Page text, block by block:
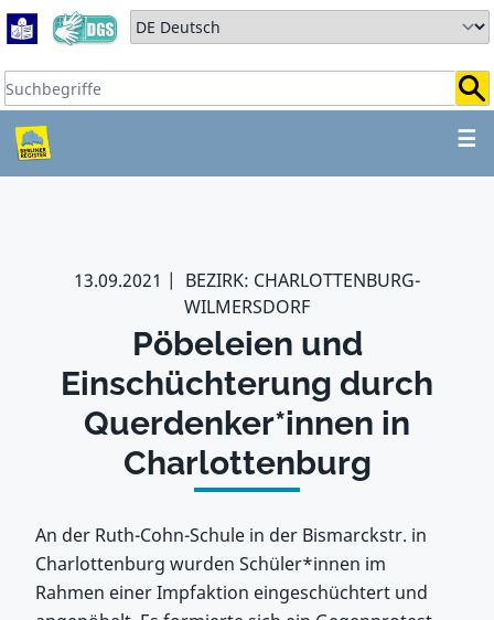
Zum Hauptbereich springen
Zum Hauptmenü springen
Sprache auswählen:
Suchbegriffe:
☰
ZUM HAUPTBEREICH
13.09.2021
BEZIRK: CHARLOTTENBURG-
WILMERSDORF
Pöbeleien und
Einschüchterung durch
Querdenker*innen in
Charlottenburg
An der Ruth-Cohn-Schule in der Bismarckstr. in
Charlottenburg wurden Schüler*innen im
Rahmen einer Impfaktion eingeschüchtert und